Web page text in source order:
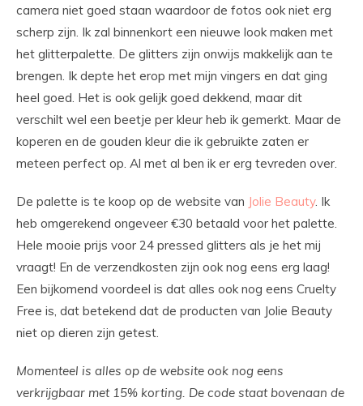
camera niet goed staan waardoor de fotos ook niet erg
scherp zijn. Ik zal binnenkort een nieuwe look maken met
het glitterpalette. De glitters zijn onwijs makkelijk aan te
brengen. Ik depte het erop met mijn vingers en dat ging
heel goed. Het is ook gelijk goed dekkend, maar dit
verschilt wel een beetje per kleur heb ik gemerkt. Maar de
koperen en de gouden kleur die ik gebruikte zaten er
meteen perfect op. Al met al ben ik er erg tevreden over.
De palette is te koop op de website van Jolie Beauty. Ik
heb omgerekend ongeveer €30 betaald voor het palette.
Hele mooie prijs voor 24 pressed glitters als je het mij
vraagt! En de verzendkosten zijn ook nog eens erg laag!
Een bijkomend voordeel is dat alles ook nog eens Cruelty
Free is, dat betekend dat de producten van Jolie Beauty
niet op dieren zijn getest.
Momenteel is alles op de website ook nog eens
verkrijgbaar met 15% korting. De code staat bovenaan de